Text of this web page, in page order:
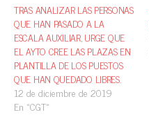
TRAS ANALIZAR LAS PERSONAS
QUE HAN PASADO A LA
ESCALA AUXILIAR, URGE QUE
EL AYTO CREE LAS PLAZAS EN
PLANTILLA DE LOS PUESTOS
QUE HAN QUEDADO LIBRES.
12 de diciembre de 2019
En «CGT»